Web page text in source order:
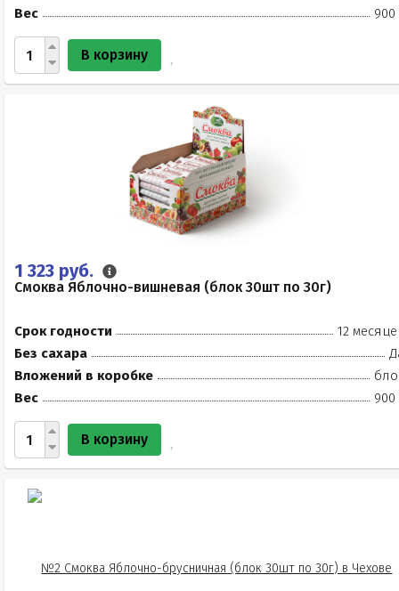
Вес
900
В корзину
1 323 руб.
Смоква Яблочно-вишневая (блок 30шт по 30г)
Срок годности
12
Без сахара
Вложений в коробке
Вес
900
В корзину